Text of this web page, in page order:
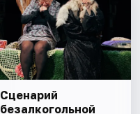
Сценарий
безалкогольной